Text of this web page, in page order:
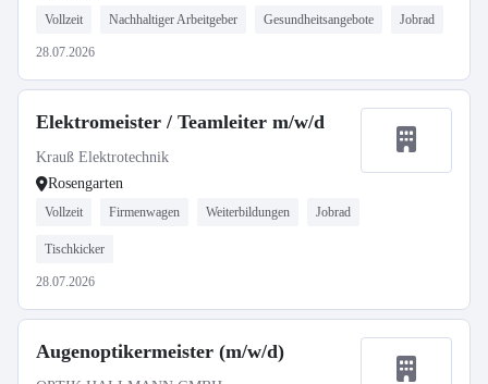
Vollzeit Nachhaltiger Arbeitgeber Gesundheitsangebote Jobrad
28.07.2026
Elektromeister / Teamleiter m/w/d
Krauß Elektrotechnik
Rosengarten
Vollzeit Firmenwagen Weiterbildungen Jobrad
Tischkicker
28.07.2026
Augenoptikermeister (m/w/d)